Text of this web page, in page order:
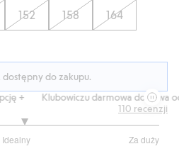
152 158 164
do zakupu.
+
Klubowiczu darmowa dostawa od
Idealny Za duży
110 recenzji